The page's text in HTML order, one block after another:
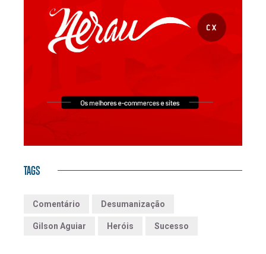
TAGS
Comentário Desumanização
Gilson Aguiar Heróis Sucesso